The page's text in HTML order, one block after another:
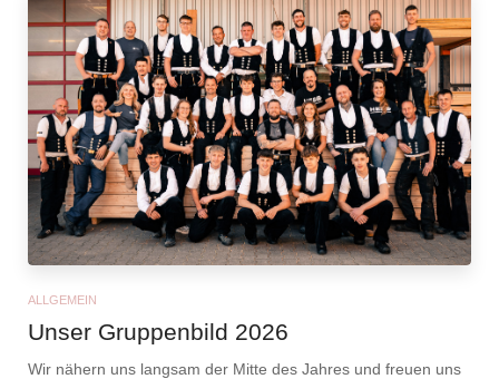
ALLGEMEIN
Unser Gruppenbild 2026
Wir nähern uns langsam der Mitte des Jahres und freuen uns